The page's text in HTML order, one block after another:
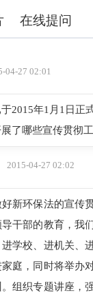
在线提问
04-27 02:01
2015年1月1日正
了哪些宣传贯彻
2015-04-27 02:02
新环保法的宣传
干部的教育，我
学校、进机关、
庭，同时将举办
组织专题讲座，